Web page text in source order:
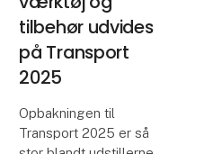
HMF Group
lancerer nyt
byggeri af
'Customer
Experience
Center' i Galten